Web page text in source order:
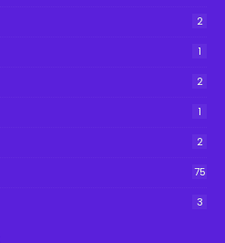
2
1
2
1
2
75
3